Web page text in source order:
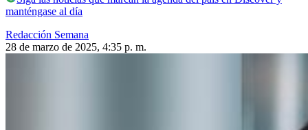
manténgase al día
Redacción Semana
28 de marzo de 2025, 4:35 p. m.